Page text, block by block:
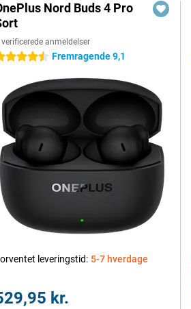
Nord Buds 4 Pro
anmeldelser
stjerner Fremragende 9,1
leveringstid: 5-7 hverdage
kr.